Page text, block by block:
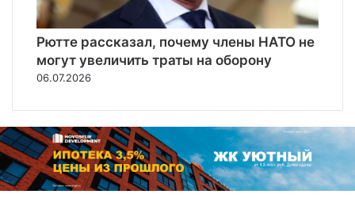
Рютте рассказал, почему члены НАТО не
могут увеличить траты на оборону
06.07.2026